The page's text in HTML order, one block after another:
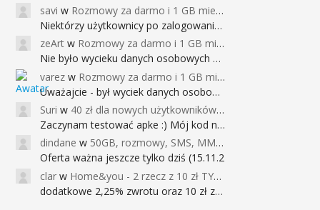
savi w Rozmowy za darmo i 1 GB miesięcznie
Niektórzy użytkownicy po zalogowaniu do
zeArt w Rozmowy za darmo i 1 GB miesięcznie
Nie było wycieku danych osobowych a nieo
varez w Rozmowy za darmo i 1 GB miesięcznie
Uważajcie - był wyciek danych osobowych
Suri w 40 zł dla nowych użytkowników Google Pay (dawniej Android Pay)
Zaczynam testować apke :) Mój kod na 40
dindane w 50GB, rozmowy, SMS, MMS bez limitu przez 6 miesięcy za darmo za przeniesienie numeru do Play NEXT
Oferta ważna jeszcze tylko dziś (15.11.2
clar w Home&you - 2 rzecz z 10 zł TYLKO DZISIAJ
dodatkowe 2,25% zwrotu oraz 10 zł za r